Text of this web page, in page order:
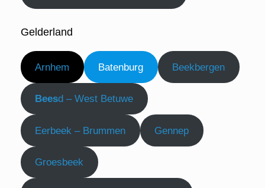
Gelderland
Arnhem Batenburg Beekbergen
Beesd – West Betuwe
Eerbeek – Brummen Gennep
Groesbeek